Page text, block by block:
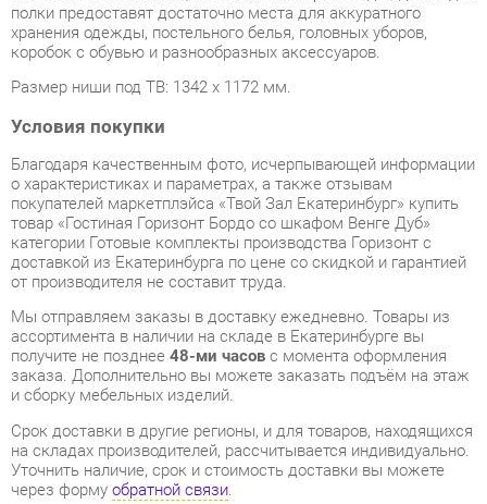
Размер ниши под ТВ: 1342 х 1172 мм.
Условия покупки
Благодаря качественным фото, исчерпывающей информации
о характеристиках и параметрах, а также отзывам
покупателей маркетплэйса «Твой Зал Екатеринбург» купить
категории Готовые комплекты производства Горизонт с
доставкой из Екатеринбурга по цене со скидкой и гарантией
от производителя не составит труда.
Мы отправляем заказы в доставку ежедневно. Товары из
ассортимента в наличии на складе в Екатеринбурге вы
получите не позднее48-ми часовс момента оформления
и сборку мебельных изделий.
Срок доставки в другие регионы, и для товаров, находящихся
на складах производителей, рассчитывается индивидуально.
Уточнить наличие, срок и стоимость доставки вы можете
через форму обратной связи
В любой момент до передачи заказа в доставку, а также в
течение 7-ми дней после получения заказа вы можете
изменить выборили принять решение об отказе от покупки.